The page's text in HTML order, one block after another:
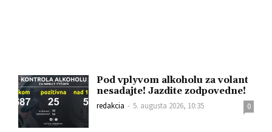
Pod vplyvom alkoholu za volant
nesadajte! Jazdite zodpovedne!
redakcia - 5. augusta 2026, 10:35 0